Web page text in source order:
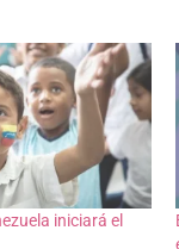
iniciará el